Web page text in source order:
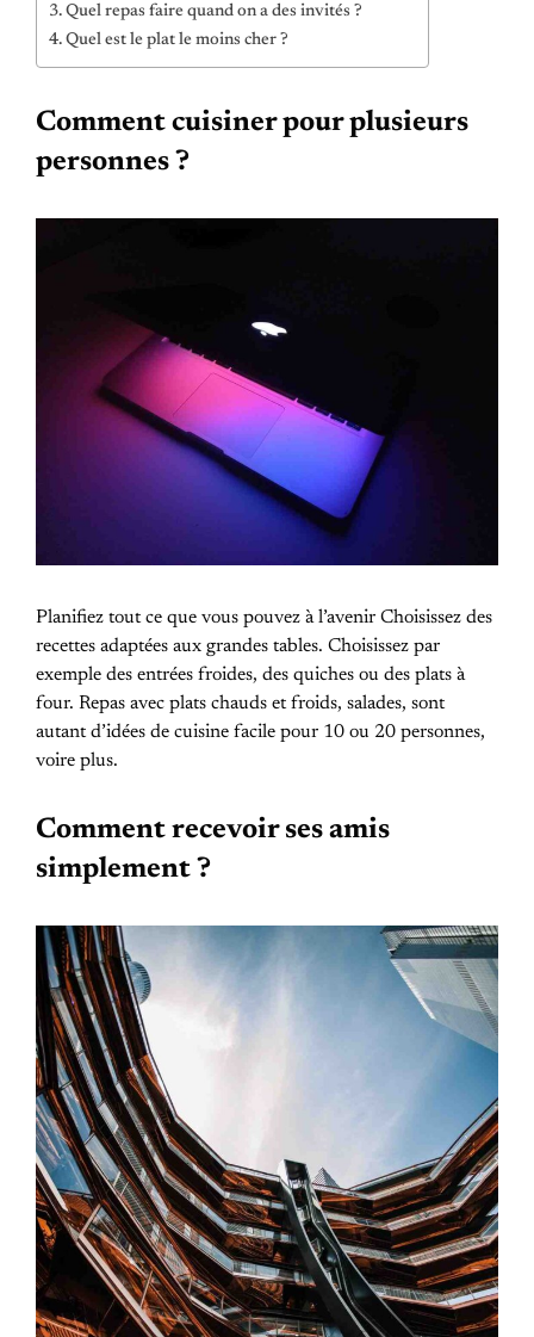
Quel repas faire quand on a des invités ?
Quel est le plat le moins cher ?
Comment cuisiner pour plusieurs
personnes ?
Planifiez tout ce que vous pouvez à l’avenir Choisissez des
recettes adaptées aux grandes tables. Choisissez par
exemple des entrées froides, des quiches ou des plats à
four. Repas avec plats chauds et froids, salades, sont
autant d’idées de cuisine facile pour 10 ou 20 personnes,
voire plus.
Comment recevoir ses amis
simplement ?